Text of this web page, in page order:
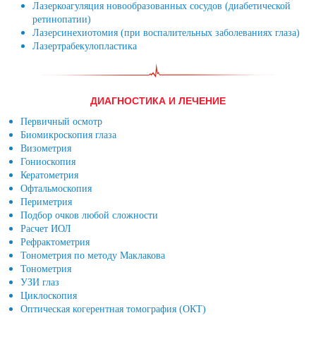
Лазеркоагуляция новообразованных сосудов (диабетической
ретинопатии)
Лазерсинехиотомия (при воспалительных заболеваниях глаза)
Лазертрабекулопластика
ДИАГНОСТИКА И ЛЕЧЕНИЕ
Первичный осмотр
Биомикроскопия глаза
Визометрия
Гониоскопия
Кератометрия
Офтальмоскопия
Периметрия
Подбор очков любой сложности
Расчет ИОЛ
Рефрактометрия
Тонометрия по методу Маклакова
Тонометрия
УЗИ глаз
Циклоскопия
Оптическая когерентная томография (ОКТ)